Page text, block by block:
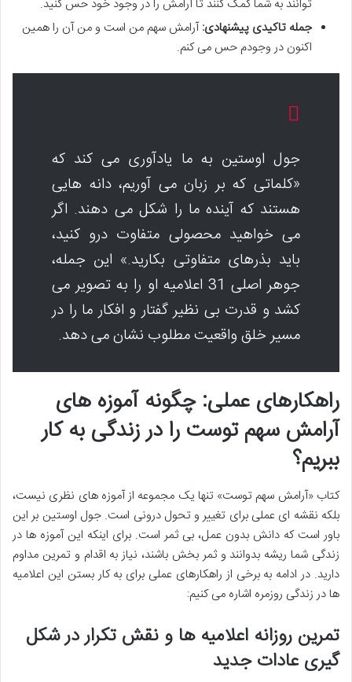
توانند به شما کمک کنند تا آرامش را در وجود خود حس کنید.
جمله تاکیدی پیشنهادی:آرامش سهم من است و من آن را همین
اکنون در وجودم حس می کنم.
جول اوستین به ما یادآوری می کند که
«کلماتی که بر زبان می آوریم، دانه هایی
هستند که آینده ما را شکل می دهند. اگر
می خواهید محصولی متفاوت درو کنید،
باید بذرهای متفاوتی بکارید.» این جمله،
جوهر اصلی 31 اعلامیه او را به تصویر می
کشد و قدرت بی نظیر گفتار و افکار ما را در
مسیر خلق واقعیت مطلوب نشان می دهد.
راهکارهای عملی: چگونه آموزه های
آرامش سهم توست را در زندگی به کار
ببریم؟
کتاب «آرامش سهم توست» تنها یک مجموعه از آموزه های نظری نیست،
بلکه نقشه ای عملی برای تغییر و تحول درونی است. جول اوستین بر این
باور است که دانش بدون عمل، بی ثمر است. برای اینکه این آموزه ها در
زندگی شما ریشه بدوانند و ثمر بخش باشند، نیاز به اقدام و تمرین مداوم
دارید. در ادامه به برخی از راهکارهای عملی برای به کار بستن این اعلامیه
ها در زندگی روزمره اشاره می کنیم:
تمرین روزانه اعلامیه ها و نقش تکرار در شکل
گیری عادات جدید